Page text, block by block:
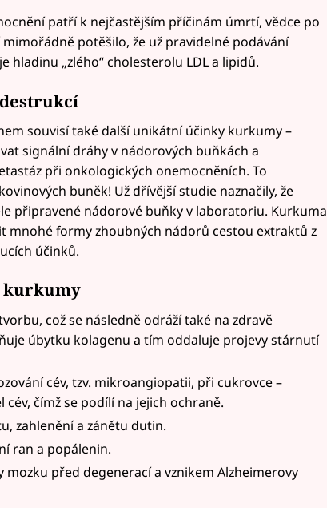
patří k nejčastějším příčinám úmrtí, vědce po
potěšilo, že už pravidelné podávání
hladinu „zlého“ cholesterolu LDL a lipidů.
souvisí také další unikátní účinky kurkumy –
signální dráhy v nádorových buňkách a
při onkologických onemocněních. To
buněk! Už dřívější studie naznačily, že
připravené nádorové buňky v laboratoriu. Kurkuma
mnohé formy zhoubných nádorů cestou extraktů z
účinků.
kurkumy
což se následně odráží také na zdravě
úbytku kolagenu a tím oddaluje projevy stárnutí
cév, tzv. mikroangiopatii, při cukrovce –
čímž se podílí na jejich ochraně.
zahlenění a zánětu dutin.
ran a popálenin.
před degenerací a vznikem Alzheimerovy